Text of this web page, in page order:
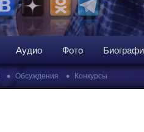
Аудио Фото
• Обсуждения • Конкурсы